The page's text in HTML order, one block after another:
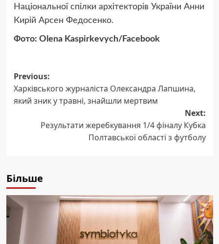
Національної спілки архітекторів України Анни
Кирій Арсен Федосенко.
Фото: Olena Kaspirkevych/Facebook
Post
navigation
Previous:
Харківського журналіста Олександра Лапшина,
який зник у травні, знайшли мертвим
Next:
Результати жеребкування 1/4 фіналу Кубка
Полтавської області з футболу
Більше